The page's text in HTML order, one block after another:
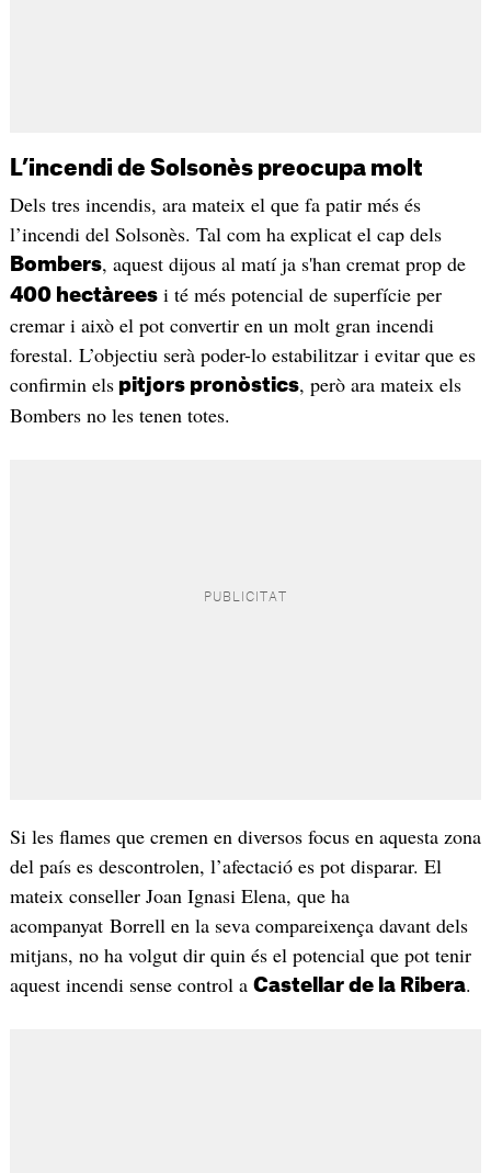
L’incendi de Solsonès preocupa molt
Dels tres incendis, ara mateix el que fa patir més és
l’incendi del Solsonès. Tal com ha explicat el cap dels
Bombers, aquest dijous al matí ja s'han cremat prop de
400 hectàreesi té més potencial de superfície per
cremar i això el pot convertir en un molt gran incendi
forestal. L’objectiu serà poder-lo estabilitzar i evitar que es
confirmin elspitjors pronòstics, però ara mateix els
Bombers no les tenen totes.
Si les flames que cremen en diversos focus en aquesta zona
del país es descontrolen, l’afectació es pot disparar. El
mateix conseller Joan Ignasi Elena, que ha
acompanyat Borrell en la seva compareixença davant dels
mitjans, no ha volgut dir quin és el potencial que pot tenir
aquest incendi sense control a Castellar de la Ribera.